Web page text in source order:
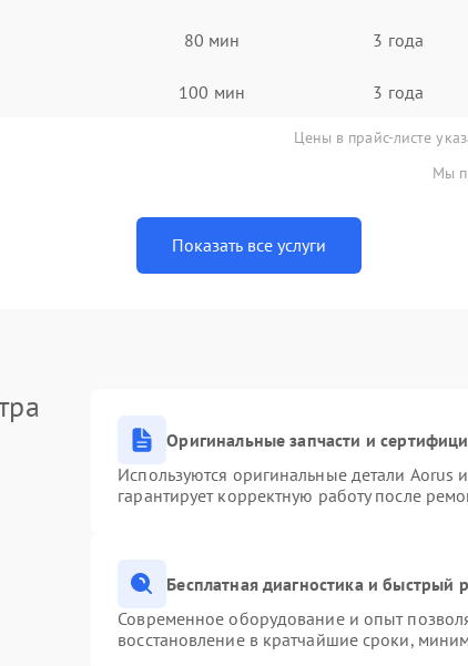
80 мин 3 года
100 мин 3 года
Цены в прайс-листе
Мы
Показать все услуги
Оригинальные запчасти и
Используются оригинальные детали
гарантирует корректную работу после
Бесплатная диагностика и быстрый
Современное оборудование и опыт
восстановление в кратчайшие сроки,